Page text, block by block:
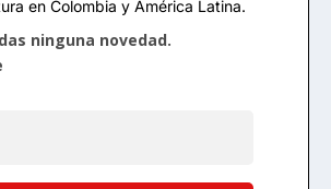
en Colombia y América Latina.
ninguna novedad.